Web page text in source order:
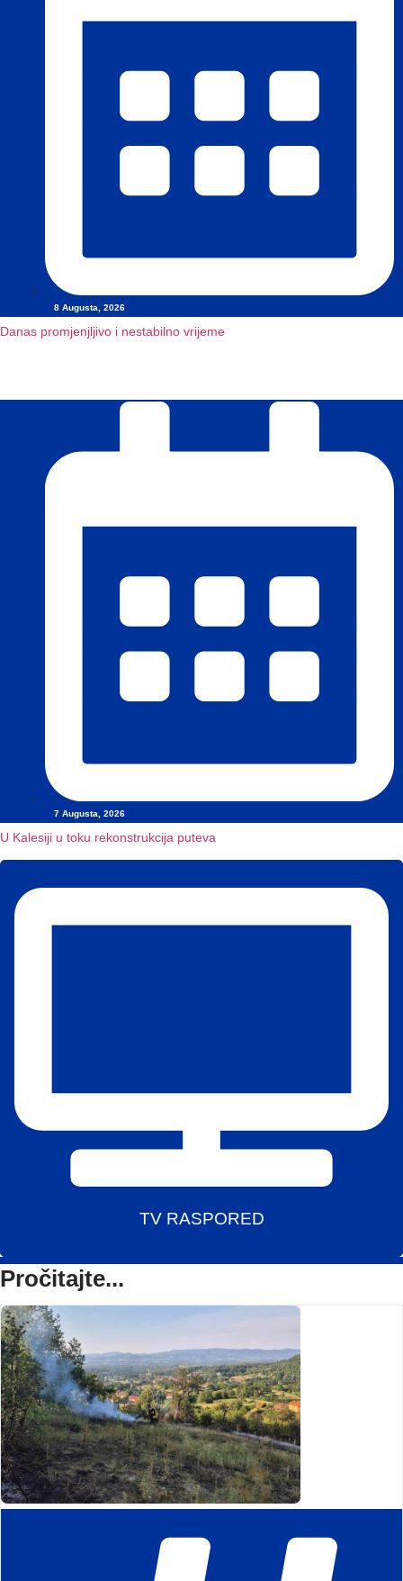
8 Augusta, 2026
Danas promjenjljivo i nestabilno vrijeme
7 Augusta, 2026
U Kalesiji u toku rekonstrukcija puteva
TV RASPORED
Pročitajte...